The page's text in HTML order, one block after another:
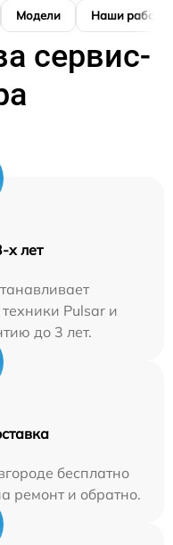
Модели Наши работы
сервис-
х лет
Pulsar и
до 3 лет.
бесплатно
ремонт и обратно.